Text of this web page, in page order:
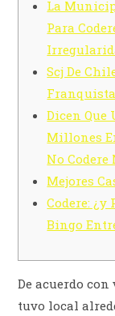
La
Para
Scj De
Franquista
Dicen Que
Millones
No Codere
Mejores
Codere: ¿y
Bingo
De acuerdo
tuvo local